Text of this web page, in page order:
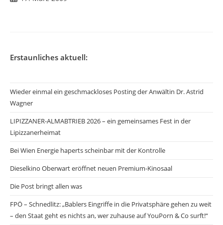
Erstaunliches aktuell:
Wieder einmal ein geschmackloses Posting der Anwältin Dr. Astrid
Wagner
LIPIZZANER-ALMABTRIEB 2026 – ein gemeinsames Fest in der
Lipizzanerheimat
Bei Wien Energie haperts scheinbar mit der Kontrolle
Dieselkino Oberwart eröffnet neuen Premium-Kinosaal
Die Post bringt allen was
FPÖ – Schnedlitz: „Bablers Eingriffe in die Privatsphäre gehen zu weit
– den Staat geht es nichts an, wer zuhause auf YouPorn & Co surft!“